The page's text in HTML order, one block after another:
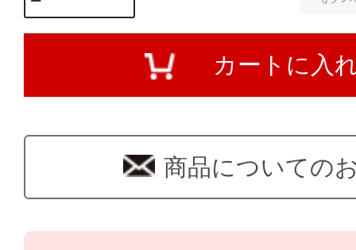
カートに入
商品についての